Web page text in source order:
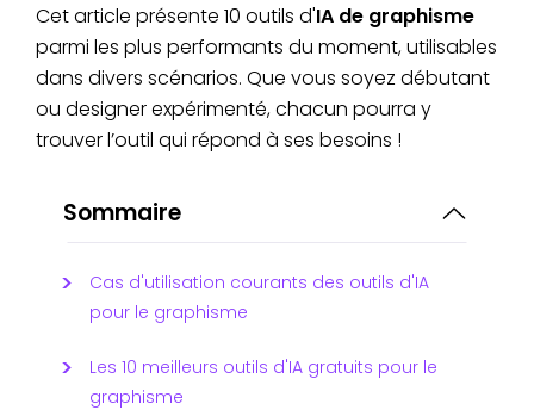
Cet article présente 10 outils d'IA de graphisme
parmi les plus performants du moment, utilisables
dans divers scénarios. Que vous soyez débutant
ou designer expérimenté, chacun pourra y
trouver l’outil qui répond à ses besoins !
Sommaire
Cas d'utilisation courants des outils d'IA
pour le graphisme
Les 10 meilleurs outils d'IA gratuits pour le
graphisme